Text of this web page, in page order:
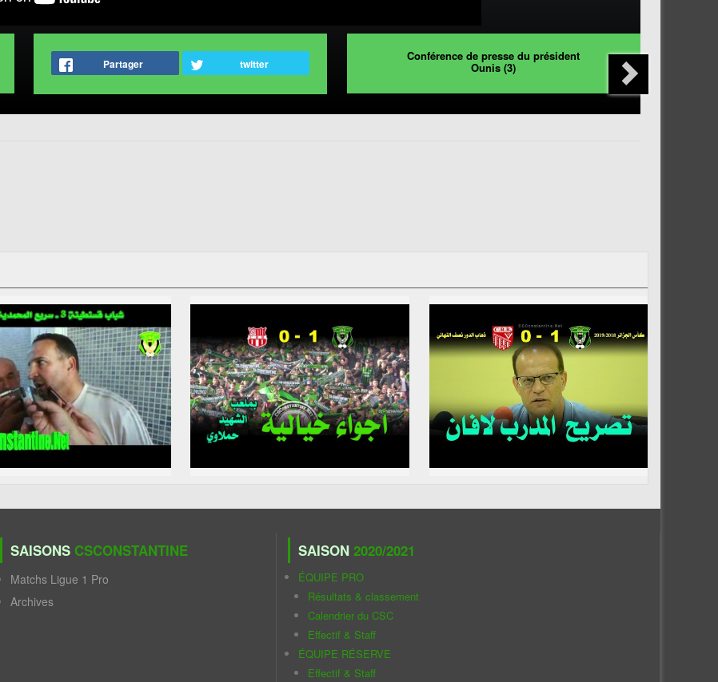
Partager twitter
Conférence de presse du président
Ounis (3)
SAISONS CSCONSTANTINE
Matchs Ligue 1 Pro
Archives
SAISON 2020/2021
ÉQUIPE PRO
Résultats & classement
Calendrier du CSC
Effectif & Staff
ÉQUIPE RÉSERVE
Effectif & Staff